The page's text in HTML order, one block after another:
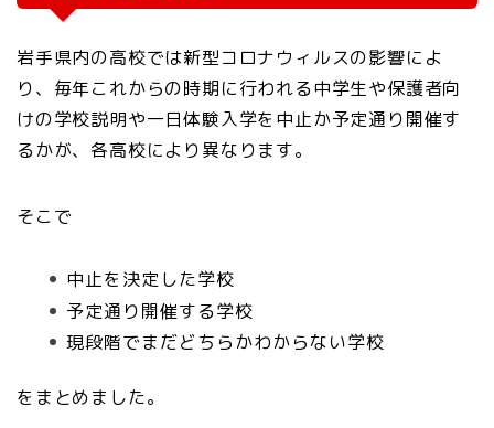
岩手県内の高校では新型コロナウィルスの影響によ
り、毎年これからの時期に行われる中学生や保護者向
けの学校説明や一日体験入学を中止か予定通り開催す
るかが、各高校により異なります。
そこで
中止を決定した学校
予定通り開催する学校
現段階でまだどちらかわからない学校
をまとめました。